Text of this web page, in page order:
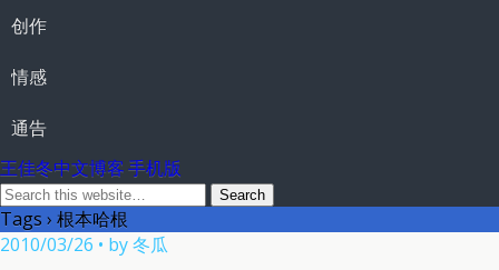
创作
情感
通告
王佳冬中文博客 手机版
Tags › 根本哈根
2010/03/26 • by 冬瓜